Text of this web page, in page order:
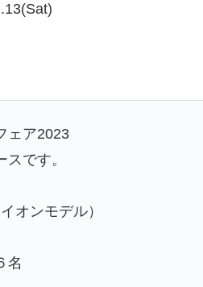
ェア2023
です。
オンモデル）
名